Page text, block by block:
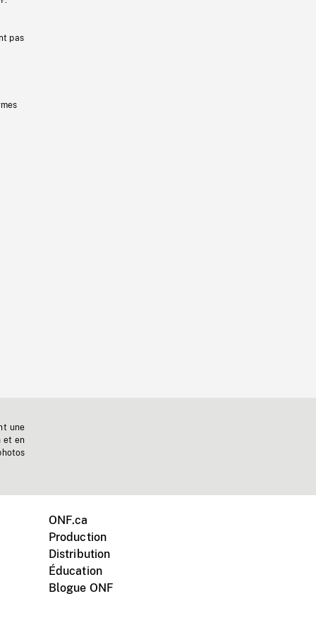
pas
une
et en
ONF.ca
Production
Distribution
Éducation
Blogue ONF